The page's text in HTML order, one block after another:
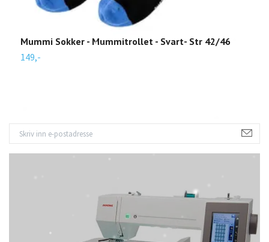
Mummi Sokker - Mummitrollet - Svart- Str 42/46
149,-